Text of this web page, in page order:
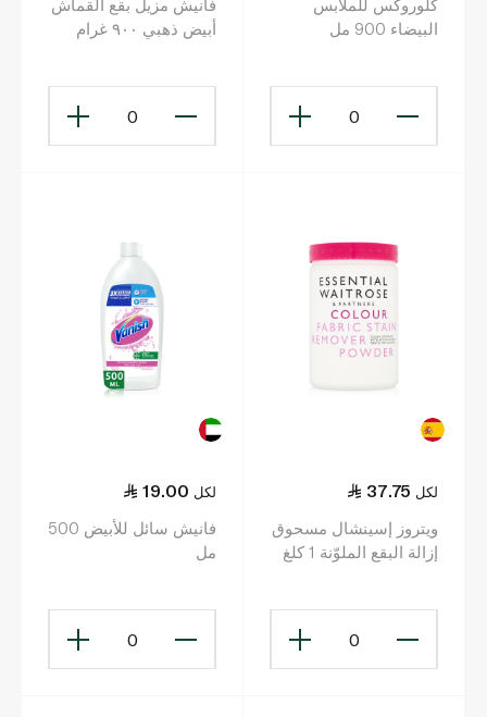
كلوروكس للملابس
البيضاء 900 مل
0
فانيش مزيل بقع القماش
أبيض ذهبي ٩٠٠ غرام
0
37.75 لكل
ويتروز إسينشال مسحوق
إزالة البقع الملوّنة 1 كلغ
0
19.00 لكل
فانيش سائل للأبيض 500
مل
0